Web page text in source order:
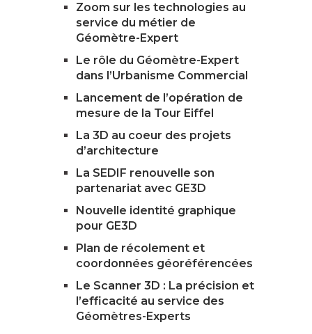
Zoom sur les technologies au
service du métier de
Géomètre-Expert
Le rôle du Géomètre-Expert
dans l’Urbanisme Commercial
Lancement de l’opération de
mesure de la Tour Eiffel
La 3D au coeur des projets
d’architecture
La SEDIF renouvelle son
partenariat avec GE3D
Nouvelle identité graphique
pour GE3D
Plan de récolement et
coordonnées géoréférencées
Le Scanner 3D : La précision et
l’efficacité au service des
Géomètres-Experts